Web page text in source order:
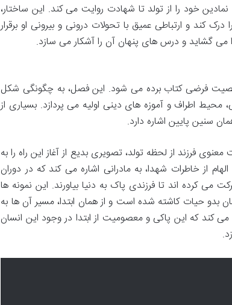
خود را از تولد تا شهادت روایت می کند. این ساختار،
کند و ارتباطی عمیق با تحولات درونی و بیرونی او برقرار
گشاید و درس های پنهان آن را آشکار می سازد.
فرضی کتاب برده می شود. این فصل، به چگونگی شکل
اطراف و آموزه های دینی اولیه می پردازد. بسیاری از
سنین پایین اشاره دارد.
فرزند از لحظه تولد، تصویری بدیع از آغاز این راه را به
از خاطرات شهدا، به مادرانی اشاره می کند که در دوران
می کرده اند تا فرزندی پاک به دنیا بیاورند. این نمونه ها
بدو حیات کاشته شده است و از همان ابتدا، مسیر آن ها به
که این پاکی و معصومیت از ابتدا در وجود این انسان